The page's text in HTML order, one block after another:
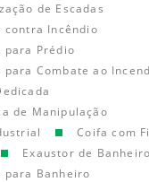
de Escadas
contra Incêndio
para Prédio
para Combate ao
de Manipulação
Coifa com
Exaustor de Banheiro
para Banheiro